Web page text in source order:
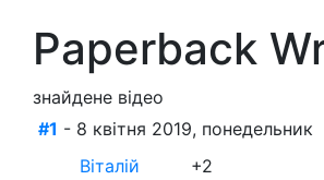
Paperback
знайдене відео
#1 - 8 квітня 2019, понедельник
Віталій
+2